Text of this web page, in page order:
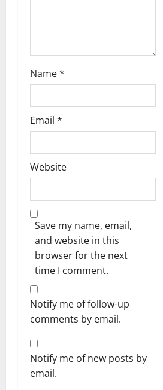
Name*
Email *
Website
Save my name, email,
and website in this
browser for the next
time I comment.
Notify me of follow-up
comments by email.
Notify me of new posts by
email.